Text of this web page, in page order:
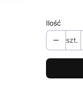
Ilość
szt.